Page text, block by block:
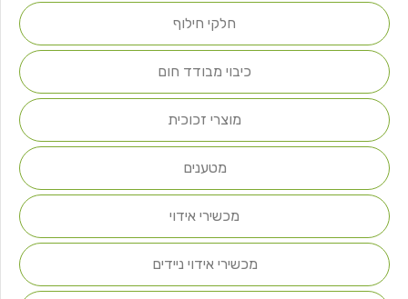
חלקי חילוף
כיבוי מבודד חום
מוצרי זכוכית
מטענים
מכשירי אידוי
מכשירי אידוי ניידים